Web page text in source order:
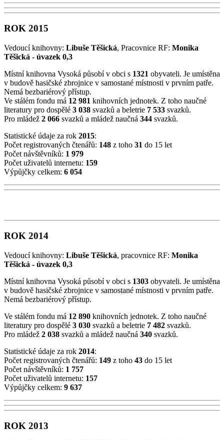
ROK 2015
Vedoucí knihovny: Libuše Těšická, Pracovnice RF: Monika
Těšická - úvazek 0,3
Místní knihovna Vysoká působí v obci s 1321 obyvateli. Je umístěna
v budově hasičské zbrojnice v samostané místnosti v prvním patře.
Nemá bezbariérový přístup.
Ve stálém fondu má 12 981 knihovních jednotek. Z toho naučné
literatury pro dospělé 3 038 svazků a beletrie 7 533 svazků.
Pro mládež 2 066 svazků a mládež naučná 344 svazků.
Statistické údaje za rok 2015:
Počet registrovaných čtenářů: 148 z toho 31 do 15 let
Počet návštěvníků: 1 979
Počet uživatelů internetu: 159
Výpůjčky celkem: 6 054
ROK 2014
Vedoucí knihovny: Libuše Těšická, pracovnice RF: Monika
Těšická - úvazek 0,3
Místní knihovna Vysoká působí v obci s 1303 obyvateli. Je umístěna
v budově hasičské zbrojnice v samostané místnosti v prvním patře.
Nemá bezbariérový přístup.
Ve stálém fondu má 12 890 knihovních jednotek. Z toho naučné
literatury pro dospělé 3 030 svazků a beletrie 7 482 svazků.
Pro mládež 2 038 svazků a mládež naučná 340 svazků.
Statistické údaje za rok 2014:
Počet registrovaných čtenářů: 149 z toho 43 do 15 let
Počet návštěvníků: 1 757
Počet uživatelů internetu: 157
Výpůjčky celkem: 9 637
ROK 2013